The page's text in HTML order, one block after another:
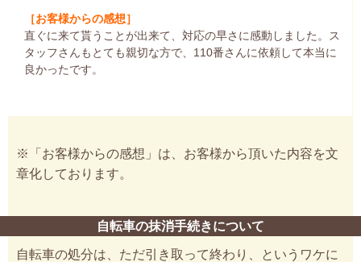
［お客様からの感想］
直ぐに来て貰うことが出来て、対応の早さに感動しました。ス
タッフさんもとても親切な方で、110番さんに依頼して本当に
良かったです。
※「お客様からの感想」は、お客様から頂いた内容を文
章化しております。
自転車の抹消手続きについて
自転車の処分は、ただ引き取って終わり、というワケに